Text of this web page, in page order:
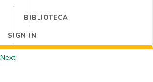
BIBLIOTECA
SIGN IN
Next